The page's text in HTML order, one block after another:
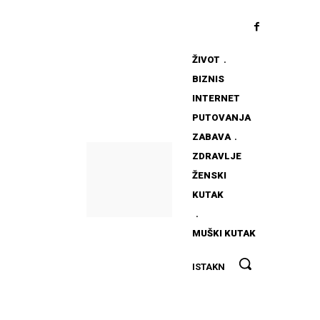
ŽIVOT
BIZNIS
INTERNET
PUTOVANJA
ZABAVA
ZDRAVLJE
ŽENSKI
KUTAK
MUŠKI KUTAK
ISTAKNUTO